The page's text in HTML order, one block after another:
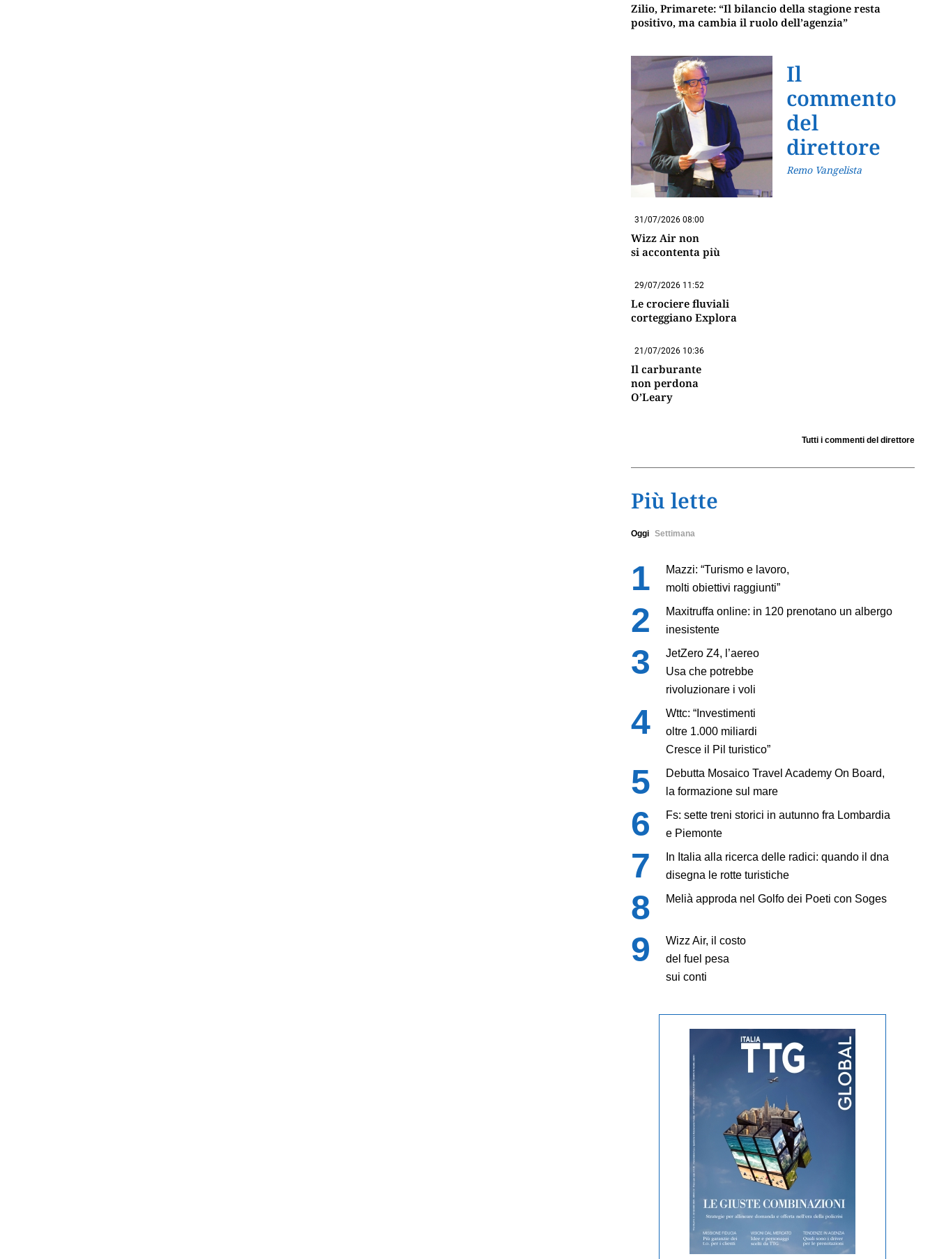
Zilio, Primarete: “Il bilancio della stagione resta
positivo, ma cambia il ruolo dell’agenzia”
Il
commento
del
direttore
Remo Vangelista
31/07/2026 08:00
Wizz Air non
si accontenta più
29/07/2026 11:52
Le crociere fluviali
corteggiano Explora
21/07/2026 10:36
Il carburante
non perdona
O’Leary
Tutti i commenti del direttore
Più lette
Oggi Settimana
Mazzi: “Turismo e lavoro,
molti obiettivi raggiunti”
Maxitruffa online: in 120 prenotano un albergo
inesistente
JetZero Z4, l’aereo
Usa che potrebbe
rivoluzionare i voli
Wttc: “Investimenti
oltre 1.000 miliardi
Cresce il Pil turistico”
Debutta Mosaico Travel Academy On Board,
la formazione sul mare
Fs: sette treni storici in autunno fra Lombardia
e Piemonte
In Italia alla ricerca delle radici: quando il dna
disegna le rotte turistiche
Melià approda nel Golfo dei Poeti con Soges
Wizz Air, il costo
del fuel pesa
sui conti